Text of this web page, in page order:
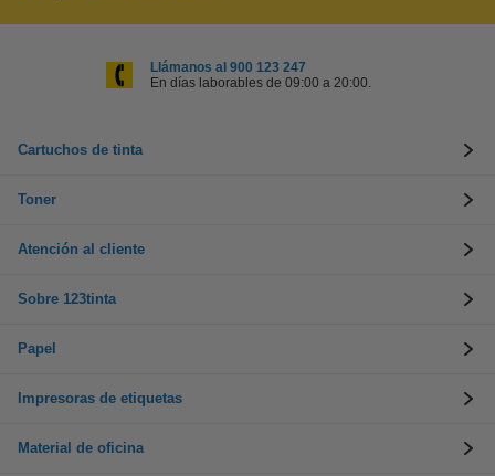
Llámanos al 900 123 247
En días laborables de 09:00 a 20:00.
Cartuchos de tinta
Toner
Atención al cliente
Sobre 123tinta
Papel
Impresoras de etiquetas
Material de oficina